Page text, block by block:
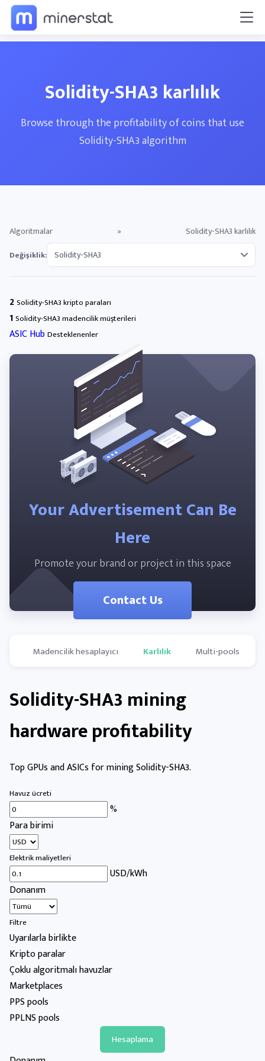
Solidity-SHA3 karlılık
Browse through the profitability of coins that use
Solidity-SHA3 algorithm
Algoritmalar » Solidity-SHA3 karlılık
Değişiklik:
2Solidity-SHA3 kripto paraları
1Solidity-SHA3 madencilik müşterileri
ASIC Hub Desteklenenler
Your Advertisement Can Be
Here
Promote your brand or project in this space
Contact Us
Madencilik hesaplayıcı Karlılık Multi-pools
Solidity-SHA3 mining
hardware profitability
Top GPUs and ASICs for mining Solidity-SHA3.
Havuz ücreti
%
Para birimi
Elektrik maliyetleri
USD/kWh
Donanım
Filtre
Uyarılarla birlikte
Kripto paralar
Çoklu algoritmalı havuzlar
Marketplaces
PPS pools
PPLNS pools